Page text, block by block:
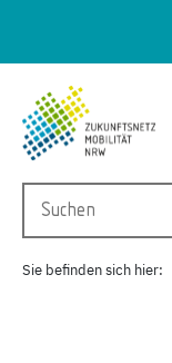
Sie befinden sich hier: